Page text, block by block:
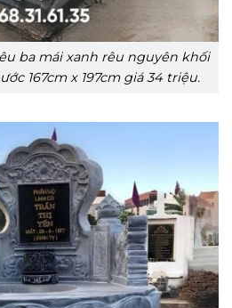
ba mái xanh rêu nguyên khối
167cm x 197cm giá 34 triệu.